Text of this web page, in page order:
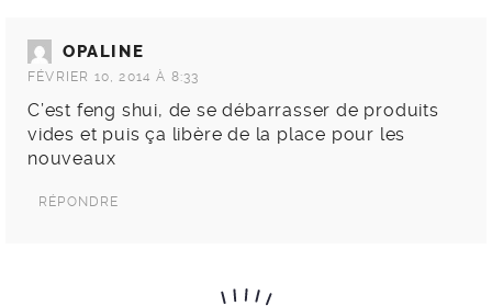
OPALINE
FÉVRIER 10, 2014 À 8:33
C’est feng shui, de se débarrasser de produits
vides et puis ça libère de la place pour les
nouveaux
RÉPONDRE